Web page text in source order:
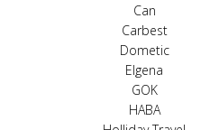
Can
Carbest
Dometic
Elgena
GOK
HABA